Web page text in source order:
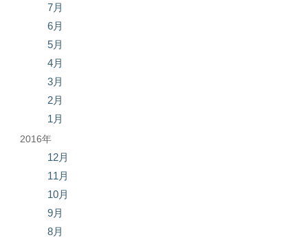
7月
6月
5月
4月
3月
2月
1月
2016年
12月
11月
10月
9月
8月